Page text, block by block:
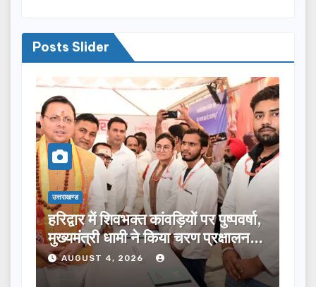
Posts Slider
उत्तराखण्ड
मुख्यमंत्री ने विभिन्न विकास योजनाओं के
लिए ₹5 करोड़ की वित्तीय स्वीकृति दी…
AUGUST 4, 2026